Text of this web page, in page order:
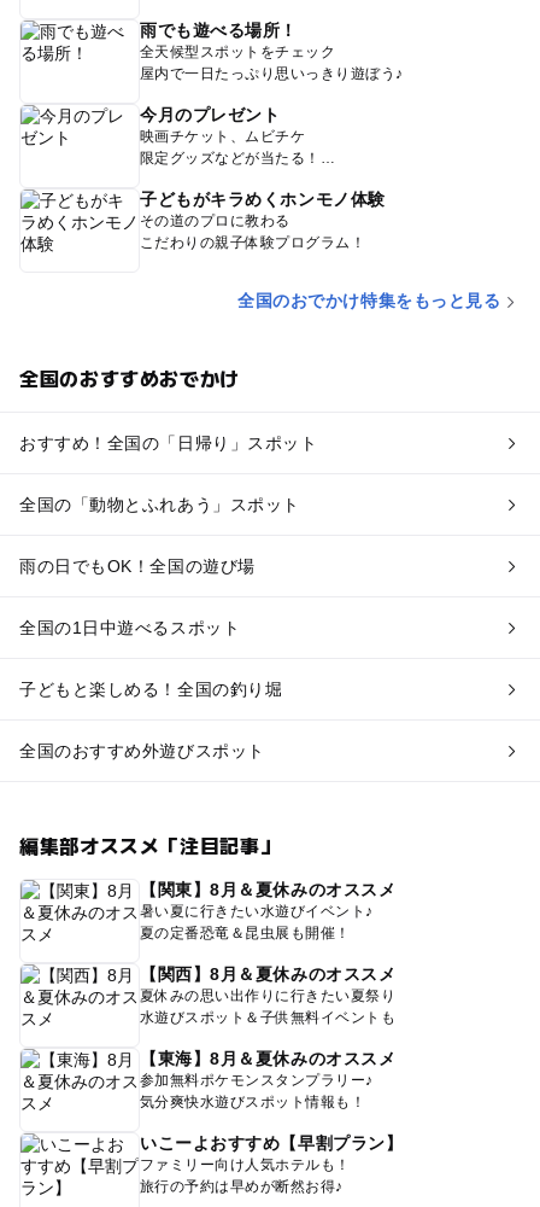
雨でも遊べる場所！
全天候型スポットをチェック
屋内で一日たっぷり思いっきり遊ぼう♪
今月のプレゼント
映画チケット、ムビチケ
限定グッズなどが当たる！
子どもがキラめくホンモノ体験
その道のプロに教わる
こだわりの親子体験プログラム！
全国のおでかけ特集をもっと見る
全国のおすすめおでかけ
おすすめ！全国の「日帰り」スポット
全国の「動物とふれあう」スポット
雨の日でもOK！全国の遊び場
全国の1日中遊べるスポット
子どもと楽しめる！全国の釣り堀
全国のおすすめ外遊びスポット
編集部オススメ「注目記事」
【関東】8月＆夏休みのオススメ
暑い夏に行きたい水遊びイベント♪
夏の定番恐竜＆昆虫展も開催！
【関西】8月＆夏休みのオススメ
夏休みの思い出作りに行きたい夏祭り
水遊びスポット＆子供無料イベントも
【東海】8月＆夏休みのオススメ
参加無料ポケモンスタンプラリー♪
気分爽快水遊びスポット情報も！
いこーよおすすめ【早割プラン】
ファミリー向け人気ホテルも！
旅行の予約は早めが断然お得♪